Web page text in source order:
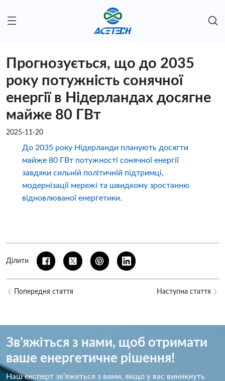
Прогнозується, що до 2035
року потужність сонячної
енергії в Нідерландах досягне
майже 80 ГВт
2025-11-20
До 2035 року Нідерланди планують досягти
майже 80 ГВт потужності сонячної енергії
завдяки сильній політичній підтримці,
модернізації мережі та швидкому зростанню
відновлюваної енергетики.
Ділити
Попередня стаття Наступна стаття
Зв’яжіться з нами, щоб отримати
ваше енергетичне рішення!
Наш експерт зв’яжеться з вами, якщо у вас виникнуть